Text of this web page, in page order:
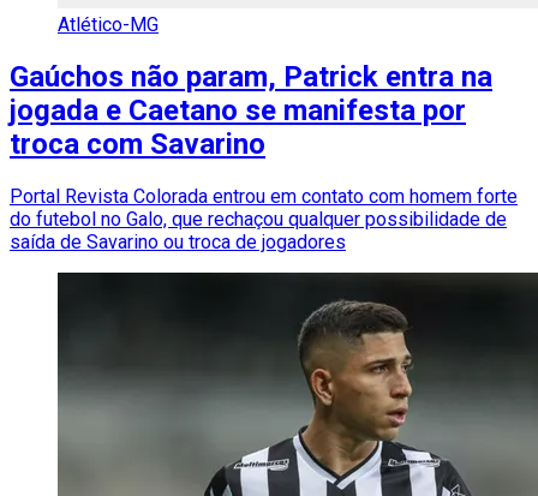
Atlético-MG
Gaúchos não param, Patrick entra na
jogada e Caetano se manifesta por
troca com Savarino
Portal Revista Colorada entrou em contato com homem forte
do futebol no Galo, que rechaçou qualquer possibilidade de
saída de Savarino ou troca de jogadores